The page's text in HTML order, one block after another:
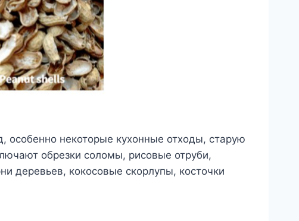
особенно некоторые кухонные отходы, старую
обрезки соломы, рисовые отруби,
деревьев, кокосовые скорлупы, косточки